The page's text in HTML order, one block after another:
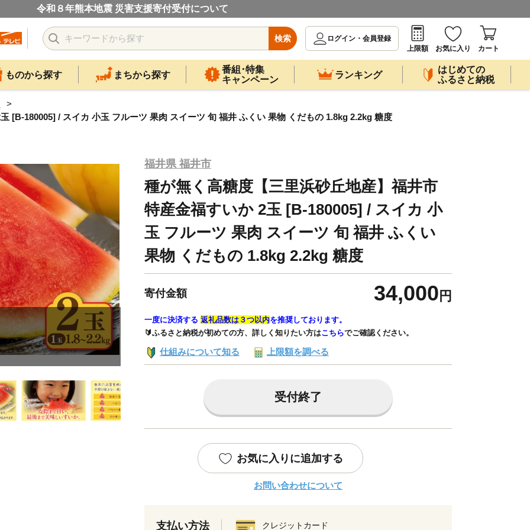
令和８年熊本地震 災害支援寄付受付について
検索
ログイン・会員登録
上限額
お気に入り カート
ものから探す まちから探す
番組･特集
キャンペーン
ランキング
はじめての
ふるさと納税
[B-180005] / スイカ 小玉 フルーツ 果肉 スイーツ 旬 福井 ふくい 果物 くだもの 1.8kg 2.2kg 糖度
福井県 福井市
種が無く高糖度【三里浜砂丘地産】福井市
特産金福すいか 2玉 [B-180005] / スイカ 小
玉 フルーツ 果肉 スイーツ 旬 福井 ふくい
果物 くだもの 1.8kg 2.2kg 糖度
寄付金額 34,000 円
一度に決済する 返礼品数は３つ以内を推奨しております。
🔰ふるさと納税が初めての方、詳しく知りたい方はこちらでご確認ください。
仕組みについて知る 上限額を調べる
受付終了
お気に入りに追加する
お問い合わせについて
支払い方法 クレジットカード